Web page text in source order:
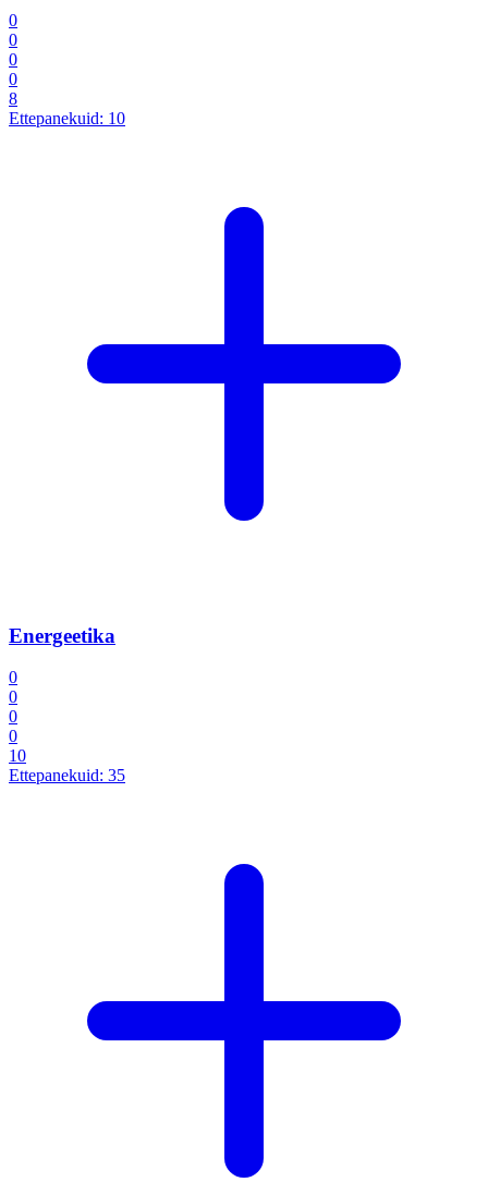
0
0
0
0
8
Ettepanekuid: 10
Energeetika
0
0
0
0
10
Ettepanekuid: 35